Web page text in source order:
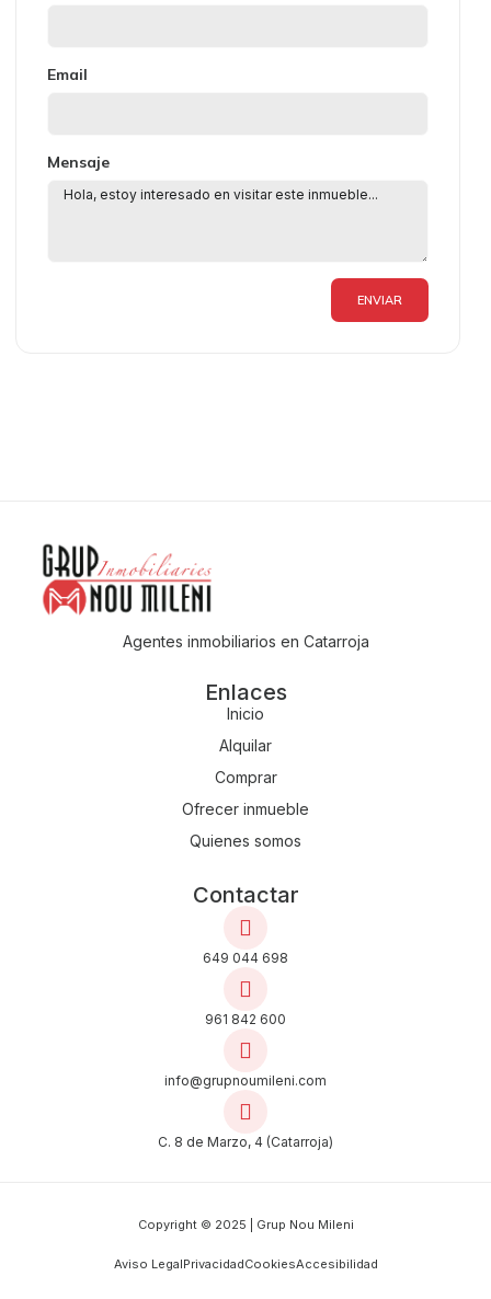
Email
Mensaje
ENVIAR
Agentes inmobiliarios en Catarroja
Enlaces
Inicio
Alquilar
Comprar
Ofrecer inmueble
Quienes somos
Contactar
649 044 698
961 842 600
info@grupnoumileni.com
C. 8 de Marzo, 4 (Catarroja)
Copyright © 2025 | Grup Nou Mileni
Aviso LegalPrivacidadCookiesAccesibilidad